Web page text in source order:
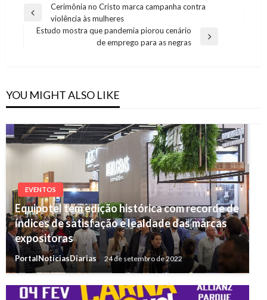
Navegação
de
Previous
Post
Cerimônia no Cristo marca campanha contra
violência às mulheres
Estudo mostra que pandemia piorou cenário
de emprego para as negras
YOU MIGHT ALSO LIKE
EVENTOS
Equipotel tem edição histórica com recorde de
índices de satisfação e lealdade das marcas
expositoras
PortalNoticiasDiarias 24 de setembro de 2022